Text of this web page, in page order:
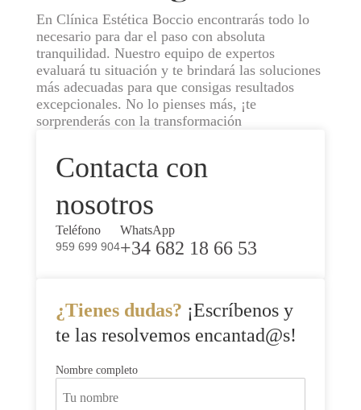
En Clínica Estética Boccio encontrarás todo lo
necesario para dar el paso con absoluta
tranquilidad. Nuestro equipo de expertos
evaluará tu situación y te brindará las soluciones
más adecuadas para que consigas resultados
excepcionales. No lo pienses más, ¡te
sorprenderás con la transformación
Contacta con
nosotros
Teléfono
959 699 904
WhatsApp
+34 682 18 66 53
¿Tienes dudas? ¡Escríbenos y
te las resolvemos encantad@s!
Nombre
Nombre completo